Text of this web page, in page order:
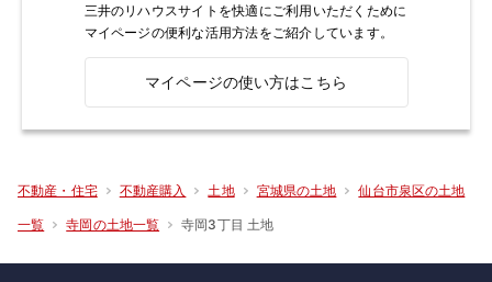
三井のリハウスサイトを快適にご利用いただくために
マイページの便利な活用方法をご紹介しています。
マイページの使い方はこちら
不動産・住宅 不動産購入 土地 宮城県の土地 仙台市泉区の土地
一覧 寺岡の土地一覧 寺岡3丁目 土地